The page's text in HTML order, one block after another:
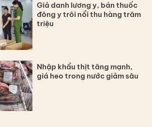
Giả danh lương y, bán thuốc
đông y trôi nổi thu hàng trăm
triệu
Nhập khẩu thịt tăng mạnh,
giá heo trong nước giảm sâu